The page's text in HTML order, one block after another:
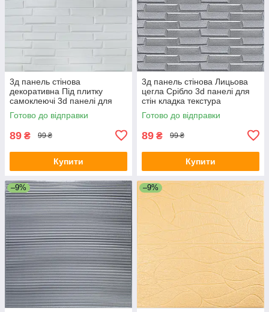
3д панель стінова
декоративна Під плитку
самоклеючі 3d панелі для
стін текстурна 700x770x5 мм
(31) SW-00000167
Готово до відправки
89 ₴ 99 ₴
Купити
3д панель стінова Лицьова
цегла Срібло 3d панелі для
стін кладка текстура
700x770x5мм (34) SW-
00000217
Готово до відправки
89 ₴ 99 ₴
Купити
–9% –9%